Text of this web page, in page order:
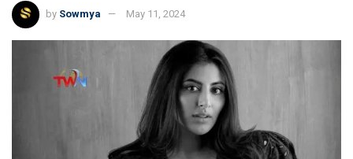
by Sowmya May 11, 2024